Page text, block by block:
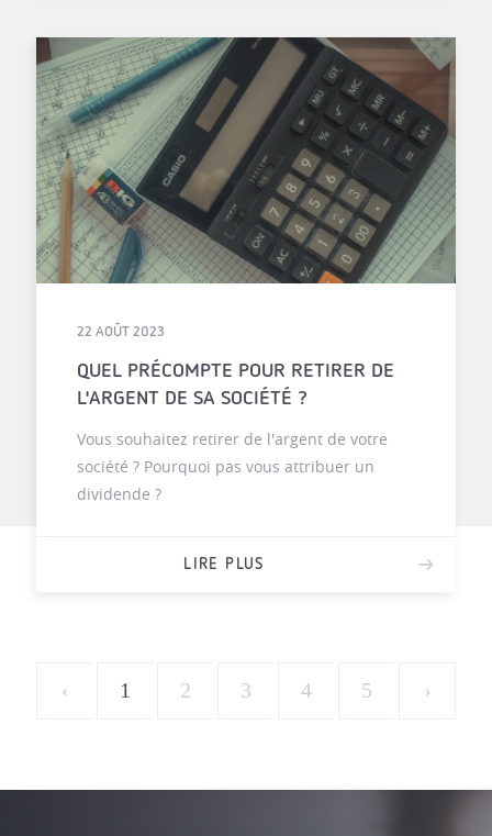
QUEL PRÉCOMPTE POUR RETIRER DE
L'ARGENT DE SA SOCIÉTÉ ?
22 AOÛT 2023
Vous souhaitez retirer de l'argent de votre
société ? Pourquoi pas vous attribuer un
dividende ?
LIRE PLUS
‹ 1 2 3 4 5 ›